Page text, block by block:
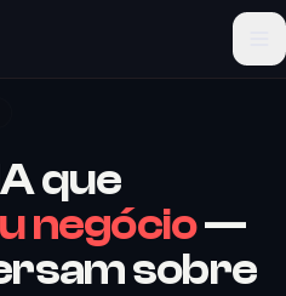
que
negócio—
sobre